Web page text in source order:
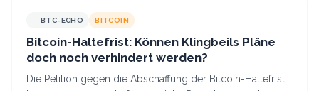
BTC-ECHO BITCOIN
Bitcoin-Haltefrist: Können Klingbeils Pläne
doch noch verhindert werden?
Die Petition gegen die Abschaffung der Bitcoin-Haltefrist